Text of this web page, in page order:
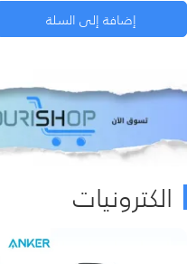
إضافة إلى السلة
الكترونيات